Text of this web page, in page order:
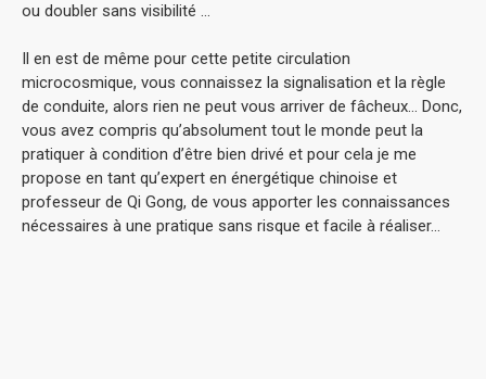
ou doubler sans visibilité …
Il en est de même pour cette petite circulation
microcosmique, vous connaissez la signalisation et la règle
de conduite, alors rien ne peut vous arriver de fâcheux… Donc,
vous avez compris qu’absolument tout le monde peut la
pratiquer à condition d’être bien drivé et pour cela je me
propose en tant qu’expert en énergétique chinoise et
professeur de Qi Gong, de vous apporter les connaissances
nécessaires à une pratique sans risque et facile à réaliser…